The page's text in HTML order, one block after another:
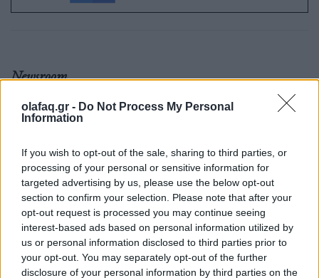
olafaq.gr - Do Not Process My Personal
Information
If you wish to opt-out of the sale, sharing to third parties, or
processing of your personal or sensitive information for
targeted advertising by us, please use the below opt-out
section to confirm your selection. Please note that after your
opt-out request is processed you may continue seeing
interest-based ads based on personal information utilized by
us or personal information disclosed to third parties prior to
your opt-out. You may separately opt-out of the further
disclosure of your personal information by third parties on the
Newsroom
μπορουμε.
Δείτε επίσης